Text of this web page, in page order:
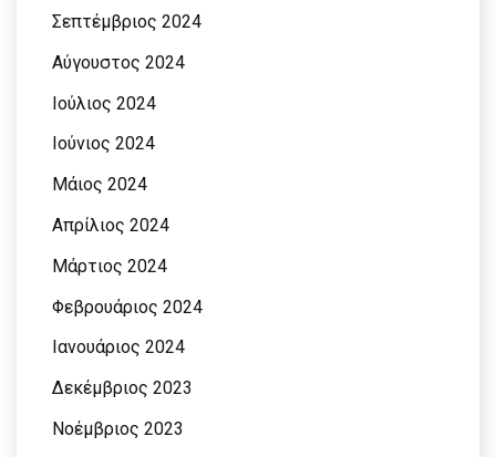
Σεπτέμβριος 2024
Αύγουστος 2024
Ιούλιος 2024
Ιούνιος 2024
Μάιος 2024
Απρίλιος 2024
Μάρτιος 2024
Φεβρουάριος 2024
Ιανουάριος 2024
Δεκέμβριος 2023
Νοέμβριος 2023